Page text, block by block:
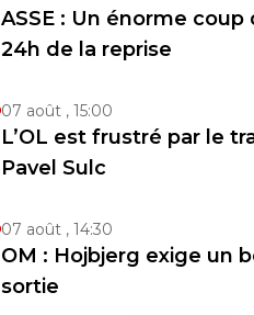
ASSE : Un énorme coup
24h de la reprise
07 août , 15:00
L’OL est frustré par le
Pavel Sulc
07 août , 14:30
OM : Hojbjerg exige un
sortie